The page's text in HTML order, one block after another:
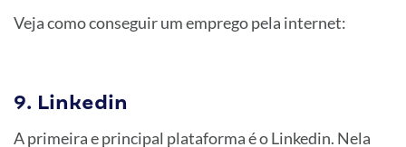
Veja como conseguir um emprego pela internet:
9. Linkedin
A primeira e principal plataforma é o Linkedin. Nela